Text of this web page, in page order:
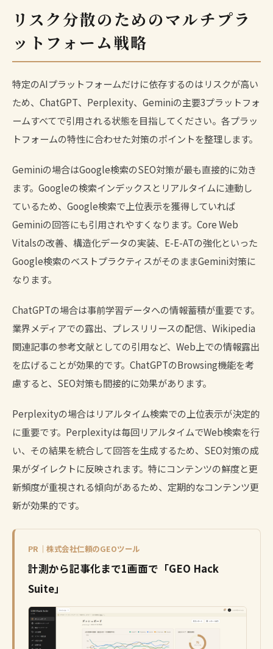
リスク分散のためのマルチプラ
ットフォーム戦略
特定のAIプラットフォームだけに依存するのはリスクが高い
ため、ChatGPT、Perplexity、Geminiの主要3プラットフォ
ームすべてで引用される状態を目指してください。各プラッ
トフォームの特性に合わせた対策のポイントを整理します。
Geminiの場合はGoogle検索のSEO対策が最も直接的に効き
ます。Googleの検索インデックスとリアルタイムに連動し
ているため、Google検索で上位表示を獲得していれば
Geminiの回答にも引用されやすくなります。Core Web
Vitalsの改善、構造化データの実装、E-E-ATの強化といった
Google検索のベストプラクティスがそのままGemini対策に
なります。
ChatGPTの場合は事前学習データへの情報蓄積が重要です。
業界メディアでの露出、プレスリリースの配信、Wikipedia
関連記事の参考文献としての引用など、Web上での情報露出
を広げることが効果的です。ChatGPTのBrowsing機能を考
慮すると、SEO対策も間接的に効果があります。
Perplexityの場合はリアルタイム検索での上位表示が決定的
に重要です。Perplexityは毎回リアルタイムでWeb検索を行
い、その結果を統合して回答を生成するため、SEO対策の成
果がダイレクトに反映されます。特にコンテンツの鮮度と更
新頻度が重視される傾向があるため、定期的なコンテンツ更
新が効果的です。
PR｜株式会社仁頼のGEOツール
計測から記事化まで1画面で「GEO Hack
Suite」